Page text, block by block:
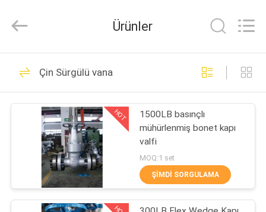
EVDE
ÜRÜN
BIZIM
HAKKIMIZDA
FABRIKA
group.
Bölümlü Top Valfi
54
45
Ürünler
Çin Sürgülü vana
HOT
1500LB basınçlı
mühürlenmiş bonet kapı
valfi
MOQ:1 set
ŞIMDI SORGULAMA